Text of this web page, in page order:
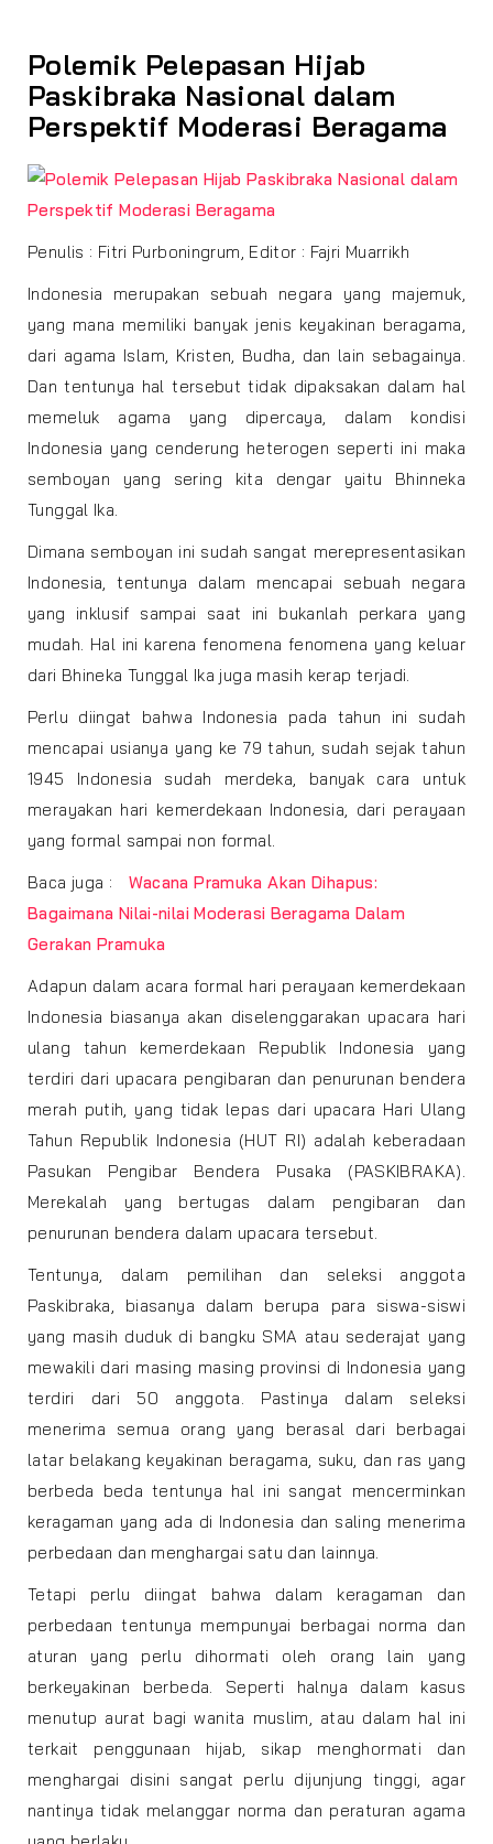
Polemik Pelepasan Hijab
Paskibraka Nasional dalam
Perspektif Moderasi Beragama
Penulis : Fitri Purboningrum, Editor : Fajri Muarrikh
Indonesia merupakan sebuah negara yang majemuk,
yang mana memiliki banyak jenis keyakinan beragama,
dari agama Islam, Kristen, Budha, dan lain sebagainya.
Dan tentunya hal tersebut tidak dipaksakan dalam hal
memeluk agama yang dipercaya, dalam kondisi
Indonesia yang cenderung heterogen seperti ini maka
semboyan yang sering kita dengar yaitu Bhinneka
Tunggal Ika.
Dimana semboyan ini sudah sangat merepresentasikan
Indonesia, tentunya dalam mencapai sebuah negara
yang inklusif sampai saat ini bukanlah perkara yang
mudah. Hal ini karena fenomena fenomena yang keluar
dari Bhineka Tunggal Ika juga masih kerap terjadi.
Perlu diingat bahwa Indonesia pada tahun ini sudah
mencapai usianya yang ke 79 tahun, sudah sejak tahun
1945 Indonesia sudah merdeka, banyak cara untuk
merayakan hari kemerdekaan Indonesia, dari perayaan
yang formal sampai non formal.
Baca juga :
Wacana Pramuka Akan Dihapus:
Bagaimana Nilai-nilai Moderasi Beragama Dalam
Gerakan Pramuka
Adapun dalam acara formal hari perayaan kemerdekaan
Indonesia biasanya akan diselenggarakan upacara hari
ulang tahun kemerdekaan Republik Indonesia yang
terdiri dari upacara pengibaran dan penurunan bendera
merah putih, yang tidak lepas dari upacara Hari Ulang
Tahun Republik Indonesia (HUT RI) adalah keberadaan
Pasukan Pengibar Bendera Pusaka (PASKIBRAKA).
Merekalah yang bertugas dalam pengibaran dan
penurunan bendera dalam upacara tersebut.
Tentunya, dalam pemilihan dan seleksi anggota
Paskibraka, biasanya dalam berupa para siswa-siswi
yang masih duduk di bangku SMA atau sederajat yang
mewakili dari masing masing provinsi di Indonesia yang
terdiri dari 50 anggota. Pastinya dalam seleksi
menerima semua orang yang berasal dari berbagai
latar belakang keyakinan beragama, suku, dan ras yang
berbeda beda tentunya hal ini sangat mencerminkan
keragaman yang ada di Indonesia dan saling menerima
perbedaan dan menghargai satu dan lainnya.
Tetapi perlu diingat bahwa dalam keragaman dan
perbedaan tentunya mempunyai berbagai norma dan
aturan yang perlu dihormati oleh orang lain yang
berkeyakinan berbeda. Seperti halnya dalam kasus
menutup aurat bagi wanita muslim, atau dalam hal ini
terkait penggunaan hijab, sikap menghormati dan
menghargai disini sangat perlu dijunjung tinggi, agar
nantinya tidak melanggar norma dan peraturan agama